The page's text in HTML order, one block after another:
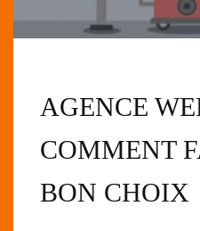
AGENCE
COMMENT
BON CHOIX